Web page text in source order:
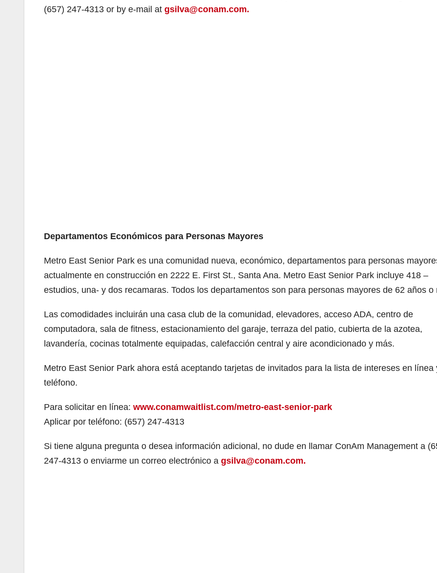
(657) 247-4313 or by e-mail at gsilva@conam.com.
Departamentos Económicos para Personas Mayores
Metro East Senior Park es una comunidad nueva, económico, departamentos para personas
actualmente en construcción en 2222 E. First St., Santa Ana. Metro East Senior Park incluye 418 –
estudios, una- y dos recamaras. Todos los departamentos son para personas mayores de 62 años o
Las comodidades incluirán una casa club de la comunidad, elevadores, acceso ADA, centro de
computadora, sala de fitness, estacionamiento del garaje, terraza del patio, cubierta de la azotea,
lavandería, cocinas totalmente equipadas, calefacción central y aire acondicionado y más.
Metro East Senior Park ahora está aceptando tarjetas de invitados para la lista de intereses en línea
teléfono.
Para solicitar en línea: www.conamwaitlist.com/metro-east-senior-park
Aplicar por teléfono: (657) 247-4313
Si tiene alguna pregunta o desea información adicional, no dude en llamar ConAm Management a
247-4313 o enviarme un correo electrónico a gsilva@conam.com.